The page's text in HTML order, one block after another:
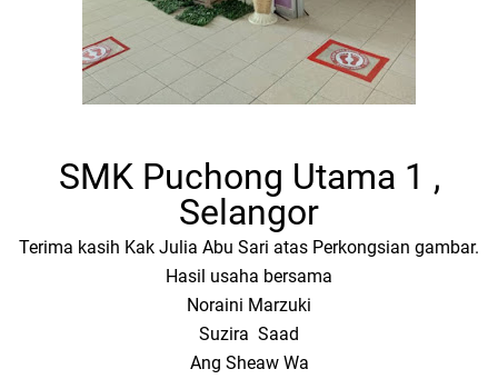
SMK Puchong Utama 1 ,
Selangor
Terima kasih Kak Julia Abu Sari atas Perkongsian gambar.
Hasil usaha bersama
Noraini Marzuki
Suzira Saad
Ang Sheaw Wa